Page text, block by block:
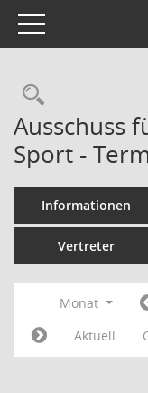
Toggle navigation
Ausschuss
Sport -
Informationen
Vertreter
Monat
Aktuell